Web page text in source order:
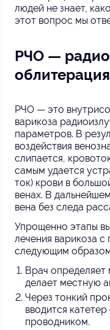
людей не знает,
этот вопрос мы
РЧО —
облитерация
РЧО — это
варикоза
параметров. В
воздействия
слипается,
самым удается
ток) крови в
венах. В
вена без следа
Упрощенно этапы
лечения варикоза
следующим
Врач определяет
делает местную
Через тонкий
вводится
проводником.